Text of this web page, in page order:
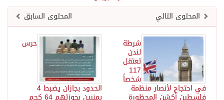
المحتوى السابق
المحتوى التالي
حرس
الحدود بجازان يضبط 4
شرطة
لندن
تعتقل
117
شخصاً
في احتجاج لأنصار منظمة